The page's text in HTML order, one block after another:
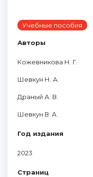
Учебные пособия
Авторы
Кожевникова Н. Г.
Шевкун Н. А.
Драный А. В.
Шевкун В. А.
Год издания
2023
Страниц